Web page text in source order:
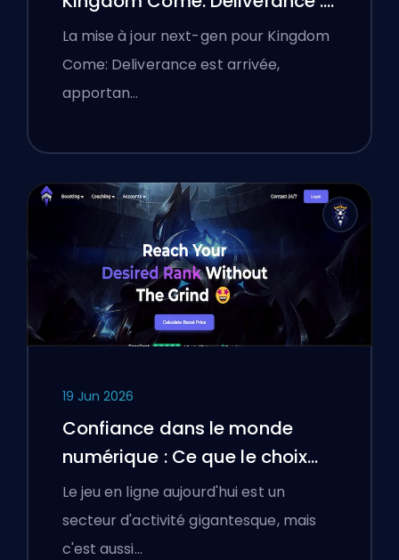
Une analyse approfondie
La mise à jour next-gen pour Kingdom
Come: Deliverance est arrivée,
apportan…
19 Jun 2026
Confiance dans le monde
numérique : Ce que le choix
d'une plateforme de boosting
a appris aux joueurs polonais
sur la vérification des services
Le jeu en ligne aujourd'hui est un
secteur d'activité gigantesque, mais
c'est aussi…